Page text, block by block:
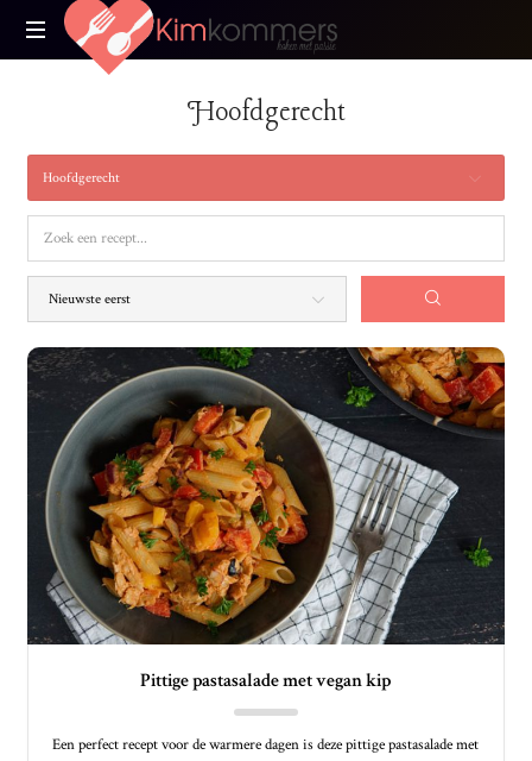
Kimkommers
Hoofdgerecht
Hoofdgerecht
Pittige pastasalade met vegan kip
Een perfect recept voor de warmere dagen is deze pittige pastasalade met